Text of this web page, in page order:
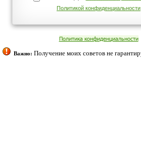
cookies. Оставаясь с нами, вы
Согласен